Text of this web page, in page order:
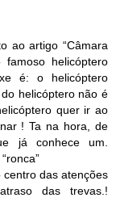
ao artigo “Câmara
helicóptero
é: o helicóptero
helicóptero não é
quer ir ao
! Ta na hora, de
já conhece um.
das atenções
das trevas.!